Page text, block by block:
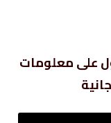
على معلومات